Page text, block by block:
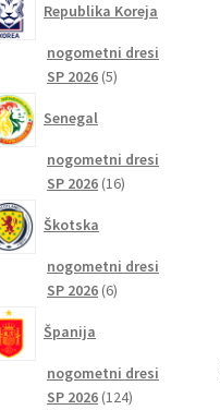
Republika Koreja
nogometni dresi
SP 2026 55
Senegal
nogometni dresi
SP 2026 1616
Škotska
nogometni dresi
SP 2026 66
Španija
nogometni dresi
SP 2026 124124